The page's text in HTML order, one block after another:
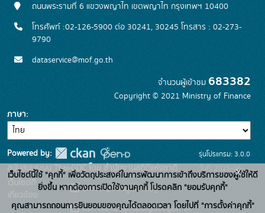
ถนนพระรามที่ 6 แขวงพญาไท เขตพญาไท กรุงเทพฯ 10400
โทรศัพท์ :02-126-5900 ต่อ 30241, 30245 โทรสาร : 02-273-
9790
dataservice@mof.go.th
จำนวนผู้เข้าชม 683382
Copyright © 2021 Ministry of Finance
ภาษา
Powered by:
สนับสนุนระบบ Thai-GDC โดย สำนักงานสถิติแห่งชาติ
เว็บไซต์ที่
เกี่ยวข้อง:
ระบบบัญชีข้อมูลภาครัฐ
บริการนามานุกรมบัญชีข้อมูลภาค
รุ่นโปรแกรม: 3.0.0
วันที่: 2025-06-
10
เว็บไซต์นี้ใช้ "คุกกี้" เพื่อวัตถุประสงค์ในการพัฒนาการเข้าถึงบริการของผู้ใช้ให้ดี
ยิ่งขึ้น หากต้องการเปิดใช้งานคุกกี้ โปรดคลิก "ยอมรับคุกกี้"
คุณสามารถถอนการยินยอมของคุณได้ตลอดเวลา โดยไปที่ "การตั้งค่าคุกกี้"
x